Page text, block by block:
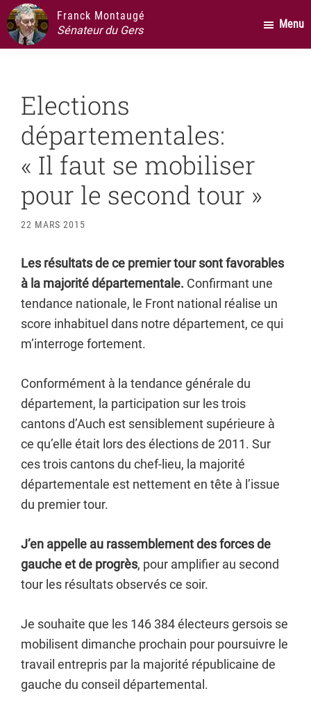
Passer
au
contenu
Passer
la
principale
Passer
au
pied
Franck Montaugé
Sénateur du Gers
Menu
Elections
départementales:
« Il faut se mobiliser
pour le second tour »
22 MARS 2015
Les résultats de ce premier tour sont favorables
à la majorité départementale. Confirmant une
tendance nationale, le Front national réalise un
score inhabituel dans notre département, ce qui
m’interroge fortement.
Conformément à la tendance générale du
département, la participation sur les trois
cantons d’Auch est sensiblement supérieure à
ce qu’elle était lors des élections de 2011. Sur
ces trois cantons du chef-lieu, la majorité
départementale est nettement en tête à l’issue
du premier tour.
J’en appelle au rassemblement des forces de
gauche et de progrès, pour amplifier au second
tour les résultats observés ce soir.
Je souhaite que les 146 384 électeurs gersois se
mobilisent dimanche prochain pour poursuivre le
travail entrepris par la majorité républicaine de
gauche du conseil départemental.